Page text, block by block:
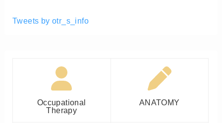
Tweets by otr_s_info
Occupational
Therapy
ANATOMY